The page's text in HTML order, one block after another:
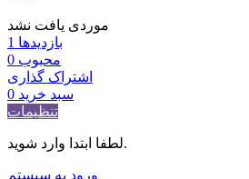
موردی یافت نشد
بازدیدها 1
محبوب 0
اشتراک گذاری
سبد خرید 0
تنظیمات
لطفا ابتدا وارد شوید.
ورود به سیستم